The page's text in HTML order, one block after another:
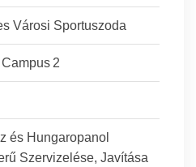
Városi Sportuszoda
2
és Hungaropanol
Szervizelése, Javítása